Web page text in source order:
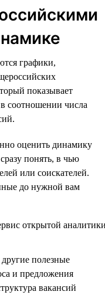
графики,
показывает
соотношении числа
оценить динамику
понять, в чью
или соискателей.
до нужной вам
полезные
и предложения
вакансий